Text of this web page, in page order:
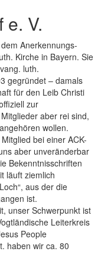
e. V.
Anerkennungs-
Kirche in Bayern. Sie
luth.
gegründet – damals
für den Leib Christi
zur
aber rei sind,
wollen.
bei einer ACK-
aber unveränderbar
Bekenntnisschriften
läuft ziemlich
aus der die
ist.
unser Schwerpunkt ist
Leiterkreis
People
haben wir ca. 80